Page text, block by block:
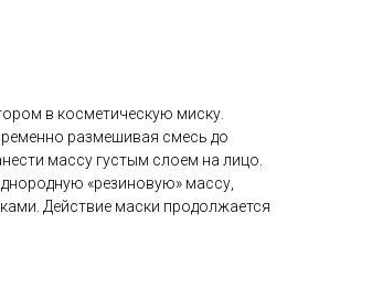
в косметическую миску.
размешивая смесь до
массу густым слоем на лицо.
«резиновую» массу,
Действие маски продолжается